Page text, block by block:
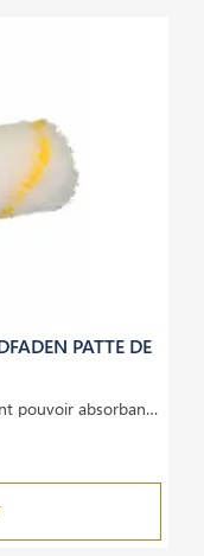
PATTE DE
ROTA Polyamide mèché 12 mm. Excellent pouvoir absorbant et couvrant. Stabilité et redressement